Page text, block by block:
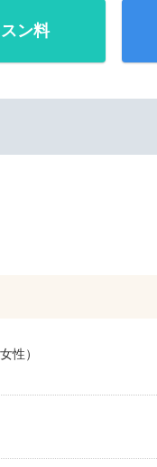
ン料
性）